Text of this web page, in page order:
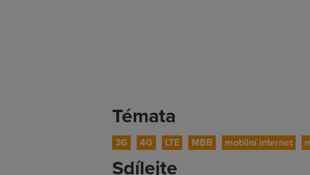
Témata
3G 4G LTE MBB mobilní internet
Sdílejte